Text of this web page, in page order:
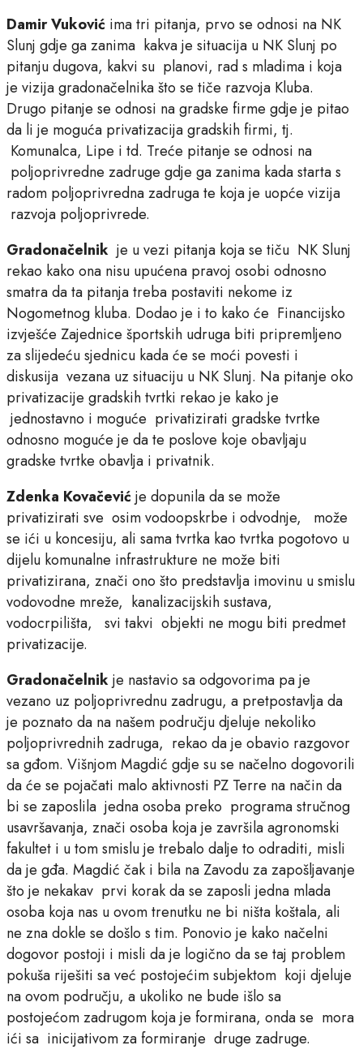
Damir Vuković ima tri pitanja, prvo se odnosi na NK
Slunj gdje ga zanima kakva je situacija u NK Slunj po
pitanju dugova, kakvi su planovi, rad s mladima i koja
je vizija gradonačelnika što se tiče razvoja Kluba.
Drugo pitanje se odnosi na gradske firme gdje je pitao
da li je moguća privatizacija gradskih firmi, tj.
Komunalca, Lipe i td. Treće pitanje se odnosi na
poljoprivredne zadruge gdje ga zanima kada starta s
radom poljoprivredna zadruga te koja je uopće vizija
razvoja poljoprivrede.
Gradonačelnik je u vezi pitanja koja se tiču NK Slunj
rekao kako ona nisu upućena pravoj osobi odnosno
smatra da ta pitanja treba postaviti nekome iz
Nogometnog kluba. Dodao je i to kako će Financijsko
izvješće Zajednice športskih udruga biti pripremljeno
za slijedeću sjednicu kada će se moći povesti i
diskusija vezana uz situaciju u NK Slunj. Na pitanje oko
privatizacije gradskih tvrtki rekao je kako je
jednostavno i moguće privatizirati gradske tvrtke
odnosno moguće je da te poslove koje obavljaju
gradske tvrtke obavlja i privatnik.
Zdenka Kovačević je dopunila da se može
privatizirati sve osim vodoopskrbe i odvodnje, može
se ići u koncesiju, ali sama tvrtka kao tvrtka pogotovo u
dijelu komunalne infrastrukture ne može biti
privatizirana, znači ono što predstavlja imovinu u smislu
vodovodne mreže, kanalizacijskih sustava,
vodocrpilišta, svi takvi objekti ne mogu biti predmet
privatizacije.
Gradonačelnikje nastavio sa odgovorima pa je
vezano uz poljoprivrednu zadrugu, a pretpostavlja da
je poznato da na našem području djeluje nekoliko
poljoprivrednih zadruga, rekao da je obavio razgovor
sa gđom. Višnjom Magdić gdje su se načelno dogovorili
da će se pojačati malo aktivnosti PZ Terre na način da
bi se zaposlila jedna osoba preko programa stručnog
usavršavanja, znači osoba koja je završila agronomski
fakultet i u tom smislu je trebalo dalje to odraditi, misli
da je gđa. Magdić čak i bila na Zavodu za zapošljavanje
što je nekakav prvi korak da se zaposli jedna mlada
osoba koja nas u ovom trenutku ne bi ništa koštala, ali
ne zna dokle se došlo s tim. Ponovio je kako načelni
dogovor postoji i misli da je logično da se taj problem
pokuša riješiti sa već postojećim subjektom koji djeluje
na ovom području, a ukoliko ne bude išlo sa
postojećom zadrugom koja je formirana, onda se mora
ići sa inicijativom za formiranje druge zadruge.